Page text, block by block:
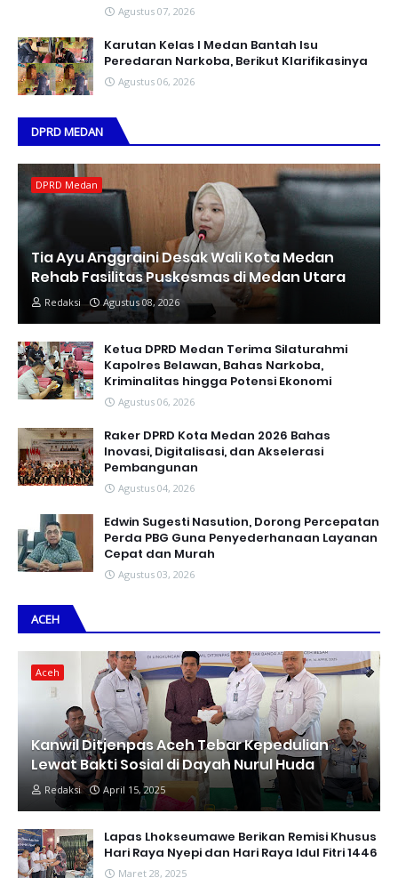
Agustus 07, 2026
Karutan Kelas I Medan Bantah Isu
Peredaran Narkoba, Berikut Klarifikasinya
Agustus 06, 2026
DPRD MEDAN
DPRD Medan
Tia Ayu Anggraini Desak Wali Kota Medan
Rehab Fasilitas Puskesmas di Medan Utara
Redaksi Agustus 08, 2026
Ketua DPRD Medan Terima Silaturahmi
Kapolres Belawan, Bahas Narkoba,
Kriminalitas hingga Potensi Ekonomi
Agustus 06, 2026
Raker DPRD Kota Medan 2026 Bahas
Inovasi, Digitalisasi, dan Akselerasi
Pembangunan
Agustus 04, 2026
Edwin Sugesti Nasution, Dorong Percepatan
Perda PBG Guna Penyederhanaan Layanan
Cepat dan Murah
Agustus 03, 2026
ACEH
Aceh
Kanwil Ditjenpas Aceh Tebar Kepedulian
Lewat Bakti Sosial di Dayah Nurul Huda
Redaksi April 15, 2025
Lapas Lhokseumawe Berikan Remisi Khusus
Hari Raya Nyepi dan Hari Raya Idul Fitri 1446
Maret 28, 2025